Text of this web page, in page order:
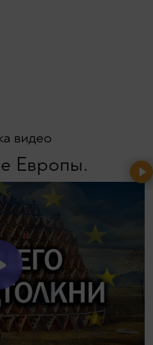
видео
Европы.